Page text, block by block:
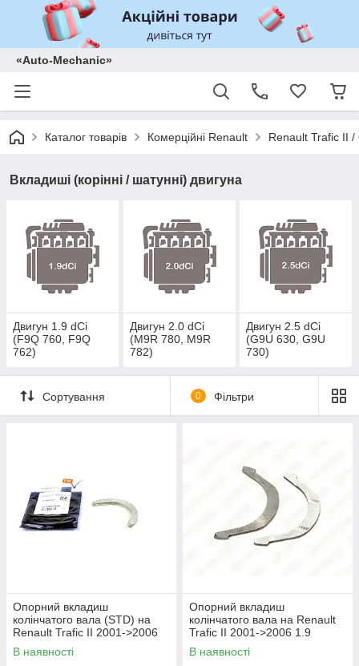
«Auto-Mechanic»
Каталог товарів Комерційні Renault Renault Trafic II
Вкладиші (корінні / шатунні) двигуна
Двигун 1.9 dCi
(F9Q 760, F9Q
762)
Двигун 2.0 dCi
(M9R 780, M9R
782)
Двигун 2.5 dCi
(G9U 630, G9U
730)
Сортування 0 Фільтри
Опорний вкладиш
колінчатого вала (STD) на
Renault Trafic II 2001->2006
1.9 dCi+2.0 — Glyco -
182038000200
В наявності
Опорний вкладиш
колінчатого вала на Renault
Trafic II 2001->2006 1.9
dCi+2.0 — Mahle -
021AS20009STD
В наявності